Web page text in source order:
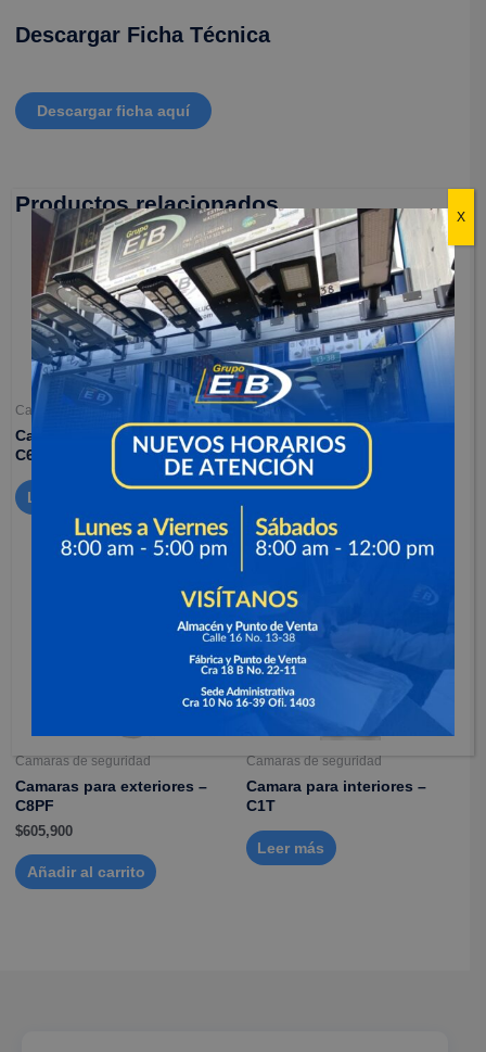
Descargar Ficha Técnica
Descargar ficha aquí
Productos relacionados
Camaras de seguridad
Camaras para interiores –
C6W
Leer más
Camaras de seguridad
Camara para interiores –
C2C
$132,900
Añadir al carrito
Camaras de seguridad
Camaras para exteriores –
C8PF
$605,900
Añadir al carrito
Camaras de seguridad
Camara para interiores –
C1T
Leer más
X